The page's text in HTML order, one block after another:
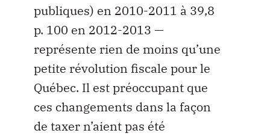
publiques) en 2010-2011 à 39,8
p. 100 en 2012-2013 —
représente rien de moins qu’une
petite révolution fiscale pour le
Québec. Il est préoccupant que
ces changements dans la façon
de taxer n’aient pas été